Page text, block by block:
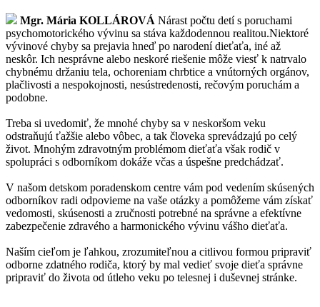
Mgr. Mária KOLLÁROVÁ Nárast počtu detí s poruchami
psychomotorického vývinu sa stáva každodennou realitou.Niektoré
vývinové chyby sa prejavia hneď po narodení dieťaťa, iné až
neskôr. Ich nesprávne alebo neskoré riešenie môže viesť k natrvalo
chybnému držaniu tela, ochoreniam chrbtice a vnútorných orgánov,
plačlivosti a nespokojnosti, nesústredenosti, rečovým poruchám a
podobne.
Treba si uvedomiť, že mnohé chyby sa v neskoršom veku
odstraňujú ťažšie alebo vôbec, a tak človeka sprevádzajú po celý
život. Mnohým zdravotným problémom dieťaťa však rodič v
spolupráci s odborníkom dokáže včas a úspešne predchádzať.
V našom detskom poradenskom centre vám pod vedením skúsených
odborníkov radi odpovieme na vaše otázky a pomôžeme vám získať
vedomosti, skúsenosti a zručnosti potrebné na správne a efektívne
zabezpečenie zdravého a harmonického vývinu vášho dieťaťa.
Naším cieľom je ľahkou, zrozumiteľnou a citlivou formou pripraviť
odborne zdatného rodiča, ktorý by mal vedieť svoje dieťa správne
pripraviť do života od útleho veku po telesnej i duševnej stránke.